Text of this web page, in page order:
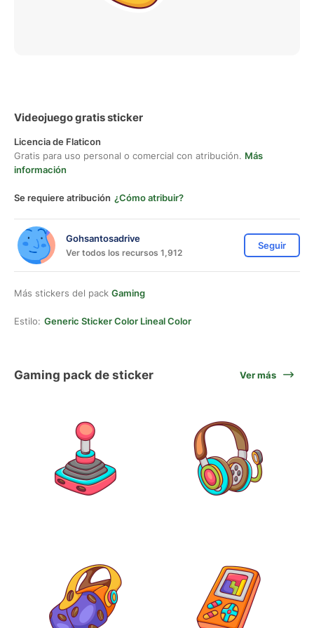
Videojuego gratis sticker
Licencia de Flaticon
Gratis para uso personal o comercial con atribución. Más
información
Se requiere atribución ¿Cómo atribuir?
Gohsantosadrive
Ver todos los recursos 1,912
Seguir
Más stickers del pack Gaming
Estilo: Generic Sticker Color Lineal Color
Gaming pack de sticker Ver más